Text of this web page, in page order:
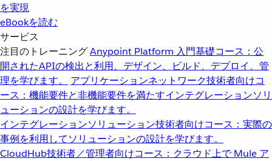
を実現
eBookを読む
サービス
注目のトレーニングAnypoint Platform 入門基礎コース：公
開されたAPIの検出と利用、デザイン、ビルド、デプロイ、管
理を学びます。
アプリケーションネットワーク技術者向けコ
ース：機能要件と非機能要件を満たすインテグレーションソリ
ューションの設計を学びます。
インテグレーションソリューション技術者向けコース：実際の
事例を利用してソリューションの設計を学びます。
CloudHub技術者／管理者向けコース：クラウド上で Mule ア